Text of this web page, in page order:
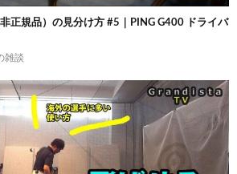
正規品）の見分け方 #5｜PING G400 ドライバ
雑談